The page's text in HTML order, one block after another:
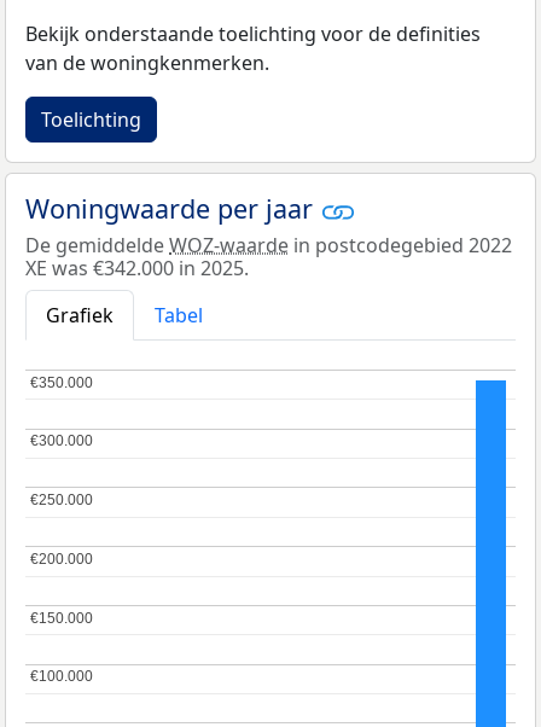
Bekijk onderstaande toelichting voor de definities
van de woningkenmerken.
Toelichting
Woningwaarde per jaar
De gemiddeldeWOZ-waarde in postcodegebied 2022
XE was €342.000 in 2025.
Grafiek
Tabel
€100.000
€100.000
€150.000
€150.000
€200.000
€200.000
€250.000
€250.000
€300.000
€300.000
€350.000
€350.000